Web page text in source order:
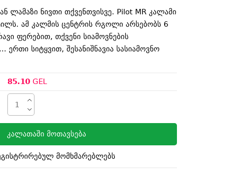
ან ლამაზი ნივთი თქვენთვისვე. Pilot MR კალამი
ამ კალმის ცენტრის რგოლი არსებობს 6
ფერებით, თქვენი სიამოვნების
ერთი სიტყვით, შესანიშნავია სასიამოვნო
85.10GEL
კალათაში მოთავსება
მომხმარებლებს